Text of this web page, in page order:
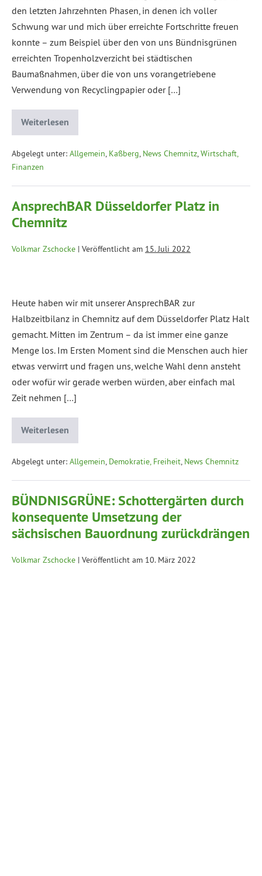
den letzten Jahrzehnten Phasen, in denen ich voller
Schwung war und mich über erreichte Fortschritte freuen
konnte – zum Beispiel über den von uns Bündnisgrünen
erreichten Tropenholzverzicht bei städtischen
Baumaßnahmen, über die von uns vorangetriebene
Verwendung von Recyclingpapier oder […]
Weiterlesen
Abgelegt unter: Allgemein, Kaßberg, News Chemnitz,Wirtschaft,
Finanzen
AnsprechBAR Düsseldorfer Platz in
Chemnitz
Volkmar Zschocke | Veröffentlicht am 15. Juli 2022
Heute haben wir mit unserer AnsprechBAR zur
Halbzeitbilanz in Chemnitz auf dem Düsseldorfer Platz Halt
gemacht. Mitten im Zentrum – da ist immer eine ganze
Menge los. Im Ersten Moment sind die Menschen auch hier
etwas verwirrt und fragen uns, welche Wahl denn ansteht
oder wofür wir gerade werben würden, aber einfach mal
Zeit nehmen […]
Weiterlesen
Abgelegt unter: Allgemein, Demokratie, Freiheit, News Chemnitz
BÜNDNISGRÜNE: Schottergärten durch
konsequente Umsetzung der
sächsischen Bauordnung zurückdrängen
Volkmar Zschocke | Veröffentlicht am 10. März 2022